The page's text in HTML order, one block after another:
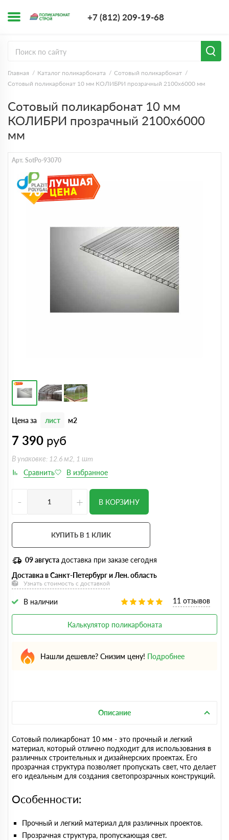
+7 (812) 209-19-68
Главная Каталог поликарбоната
Сотовый поликарбонат
Сотовый поликарбонат 10 мм КОЛИБРИ прозрачный 2100х6000 мм
Сотовый поликарбонат 10 мм
КОЛИБРИ прозрачный 2100х6000
мм
Арт. SotPo-93070
Цена за лист м2
7 390 руб
В упаковке: 12.6 м2, 1 шт
- + В КОРЗИНУ
КУПИТЬ В 1 КЛИК
09 августа доставка при заказе сегодня
Доставка в Санкт-Петербург и Лен. область
Узнать стоимость с доставкой
В наличии 11 отзывов
Калькулятор поликарбоната
Нашли дешевле? Снизим цену! Подробнее
Описание
Сотовый поликарбонат 10 мм - это прочный и легкий
материал, который отлично подходит для использования в
различных строительных и дизайнерских проектах. Его
прозрачная структура позволяет пропускать свет, что делает
его идеальным для создания светопрозрачных конструкций.
Особенности:
Прочный и легкий материал для различных проектов.
Прозрачная структура, пропускающая свет.